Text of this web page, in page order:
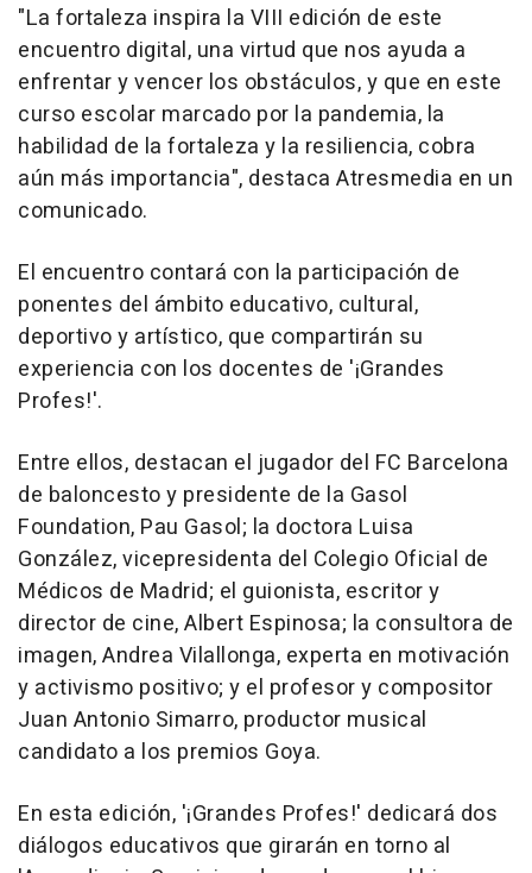
"La fortaleza inspira la VIII edición de este
encuentro digital, una virtud que nos ayuda a
enfrentar y vencer los obstáculos, y que en este
curso escolar marcado por la pandemia, la
habilidad de la fortaleza y la resiliencia, cobra
aún más importancia", destaca Atresmedia en un
comunicado.
El encuentro contará con la participación de
ponentes del ámbito educativo, cultural,
deportivo y artístico, que compartirán su
experiencia con los docentes de '¡Grandes
Profes!'.
Entre ellos, destacan el jugador del FC Barcelona
de baloncesto y presidente de la Gasol
Foundation, Pau Gasol; la doctora Luisa
González, vicepresidenta del Colegio Oficial de
Médicos de Madrid; el guionista, escritor y
director de cine, Albert Espinosa; la consultora de
imagen, Andrea Vilallonga, experta en motivación
y activismo positivo; y el profesor y compositor
Juan Antonio Simarro, productor musical
candidato a los premios Goya.
En esta edición, '¡Grandes Profes!' dedicará dos
diálogos educativos que girarán en torno al